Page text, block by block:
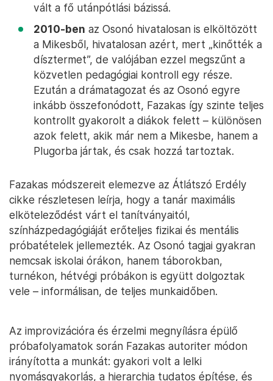
vált a fő utánpótlási bázissá.
2010-ben az Osonó hivatalosan is elköltözött
a Mikesből, hivatalosan azért, mert „kinőtték a
dísztermet”, de valójában ezzel megszűnt a
közvetlen pedagógiai kontroll egy része.
Ezután a drámatagozat és az Osonó egyre
inkább összefonódott, Fazakas így szinte teljes
kontrollt gyakorolt a diákok felett – különösen
azok felett, akik már nem a Mikesbe, hanem a
Plugorba jártak, és csak hozzá tartoztak.
Fazakas módszereit elemezve az Átlátszó Erdély
cikke részletesen leírja, hogy a tanár maximális
elköteleződést várt el tanítványaitól,
színházpedagógiáját erőteljes fizikai és mentális
próbatételek jellemezték. Az Osonó tagjai gyakran
nemcsak iskolai órákon, hanem táborokban,
turnékon, hétvégi próbákon is együtt dolgoztak
vele – informálisan, de teljes munkaidőben.
Az improvizációra és érzelmi megnyílásra épülő
próbafolyamatok során Fazakas autoriter módon
irányította a munkát: gyakori volt a lelki
nyomásgyakorlás, a hierarchia tudatos építése, és